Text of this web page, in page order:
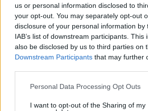
us or personal information disclosed to
your opt-out. You may separately opt-out
disclosure of your personal information by
IAB’s list of downstream participants. This
also be disclosed by us to third parties on
Downstream Participants that may further
Please note that this website/app uses
not limited to your visit or usage
Personal Data Processing Opt Outs
I want to opt-out of the Sharing of my
επιτρέπει να κάνεις
μια περιορισμένη κατανόηση.
προσωπικό επίπεδο, μπορεί να
περισσότερο συνδεδεμένος με
πολιτισμούς λόγω
λόγων. Ως επαγγελματίας
μπορείς να κάνεις διακρίσεις
αντικειμένου.